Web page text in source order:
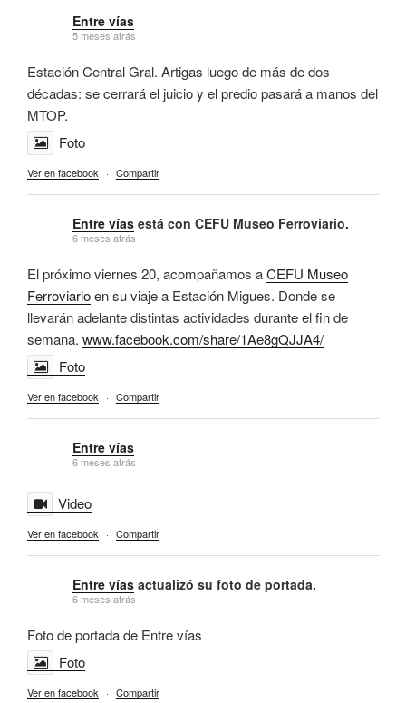
Entre vías
5 meses atrás
Estación Central Gral. Artigas luego de más de dos
décadas: se cerrará el juicio y el predio pasará a manos del
MTOP.
Foto
Ver en facebook · Compartir
Entre vías está con CEFU Museo Ferroviario.
6 meses atrás
El próximo viernes 20, acompañamos aCEFU Museo
Ferroviarioen su viaje a Estación Migues. Donde se
llevarán adelante distintas actividades durante el fin de
semana. www.facebook.com/share/1Ae8gQJJA4/
Foto
Ver en facebook · Compartir
Entre vías
6 meses atrás
Video
Ver en facebook · Compartir
Entre vías actualizó su foto de portada.
6 meses atrás
Foto de portada de Entre vías
Foto
Ver en facebook · Compartir